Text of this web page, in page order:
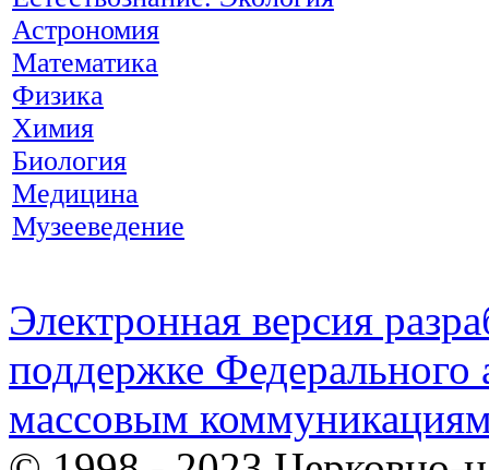
Астрономия
Математика
Физика
Химия
Биология
Медицина
Музееведение
Электронная версия
поддержке Федерального
массовым